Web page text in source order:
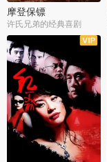
摩登保镖
许氏兄弟的经典喜剧